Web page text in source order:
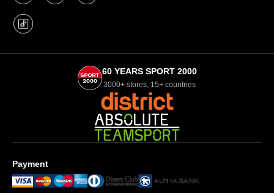
60 YEARS SPORT 2000
3000+ stores, 15+ countries
Payment